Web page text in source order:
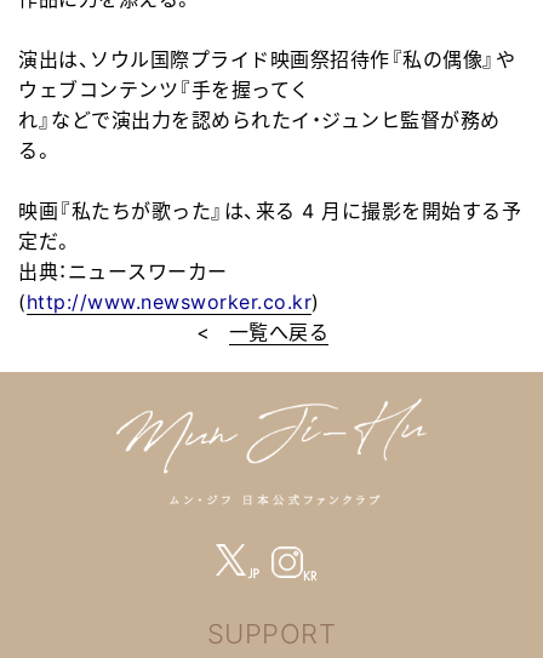
演出は、ソウル国際プライド映画祭招待作『私の偶像』や
ウェブコンテンツ『手を握ってく
れ』などで演出力を認められたイ ・ジュンヒ監督が務め
る。
映画 『私たちが歌った』は、 来る 4 月に撮影を開始する予
定だ。
出典：ニュ ー スワー カー
(http://www.newsworker.co.kr)
<
一覧へ戻る
SUPPORT